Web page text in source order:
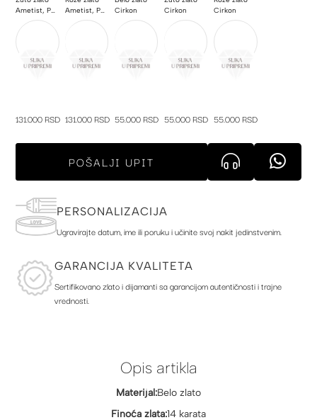
Ametist, Poludragi kamen
131.000 RSD
Ametist, Poludragi kamen
131.000 RSD
Cirkon
55.000 RSD
Cirkon
55.000 RSD
Cirkon
55.000 RSD
POŠALJI UPIT
PERSONALIZACIJA
Ugravirajte datum, ime ili poruku i učinite svoj nakit jedinstvenim.
GARANCIJA KVALITETA
Sertifikovano zlato i dijamanti sa garancijom autentičnosti i trajne
vrednosti.
Opis artikla
Materijal:Belo zlato
Finoća zlata:14 karata